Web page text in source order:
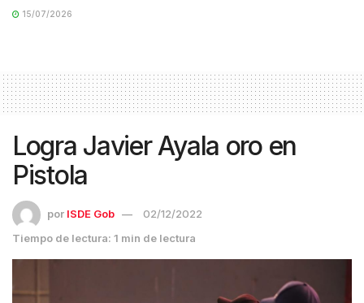
15/07/2026
Logra Javier Ayala oro en
Pistola
por ISDE Gob
02/12/2022
Tiempo de lectura: 1 min de lectura